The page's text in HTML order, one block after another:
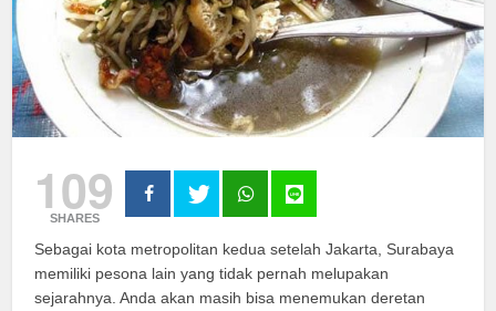
109
SHARES
Sebagai kota metropolitan kedua setelah Jakarta, Surabaya
memiliki pesona lain yang tidak pernah melupakan
sejarahnya. Anda akan masih bisa menemukan deretan